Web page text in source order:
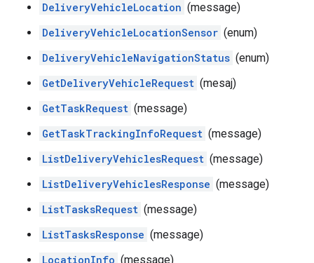
DeliveryVehicleLocation (message)
DeliveryVehicleLocationSensor (enum)
DeliveryVehicleNavigationStatus (enum)
GetDeliveryVehicleRequest (mesaj)
GetTaskRequest (message)
GetTaskTrackingInfoRequest (message)
ListDeliveryVehiclesRequest (message)
ListDeliveryVehiclesResponse (message)
ListTasksRequest (message)
ListTasksResponse (message)
LocationInfo (message)